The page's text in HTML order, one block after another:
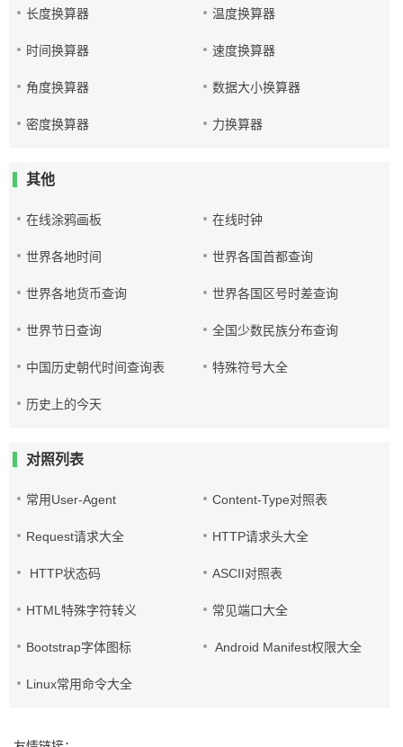
长度换算器 温度换算器
时间换算器 速度换算器
角度换算器 数据大小换算器
密度换算器 力换算器
其他
在线涂鸦画板 在线时钟
世界各地时间 世界各国首都查询
世界各地货币查询 世界各国区号时差查询
世界节日查询 全国少数民族分布查询
中国历史朝代时间查询表 特殊符号大全
历史上的今天
对照列表
常用User-Agent Content-Type对照表
Request请求大全 HTTP请求头大全
HTTP状态码 ASCII对照表
HTML特殊字符转义 常见端口大全
Bootstrap字体图标 Android Manifest权限大全
Linux常用命令大全